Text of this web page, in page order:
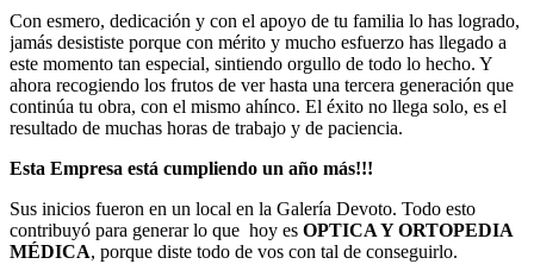
Con esmero, dedicación y con el apoyo de tu familia lo has logrado,
jamás desististe porque con mérito y mucho esfuerzo has llegado a
este momento tan especial, sintiendo orgullo de todo lo hecho. Y
ahora recogiendo los frutos de ver hasta una tercera generación que
continúa tu obra, con el mismo ahínco. El éxito no llega solo, es el
resultado de muchas horas de trabajo y de paciencia.
Esta Empresa está cumpliendo un año más!!!
Sus inicios fueron en un local en la Galería Devoto. Todo esto
contribuyó para generar lo que hoy es OPTICA Y ORTOPEDIA
MÉDICA, porque diste todo de vos con tal de conseguirlo.